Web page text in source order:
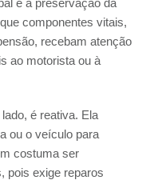
é a preservação da
componentes vitais,
recebam atenção
ao motorista ou à
é reativa. Ela
ou o veículo para
costuma ser
pois exige reparos